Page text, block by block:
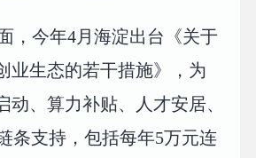
，今年4月海淀出台《关于
业生态的若干措施》，为
动、算力补贴、人才安居、
条支持，包括每年5万元连